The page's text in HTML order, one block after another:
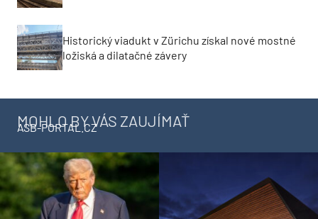
Historický viadukt v Zürichu získal nové mostné
ložiská a dilatačné závery
MOHLO BY VÁS ZAUJÍMAŤ
ASB-PORTAL.CZ